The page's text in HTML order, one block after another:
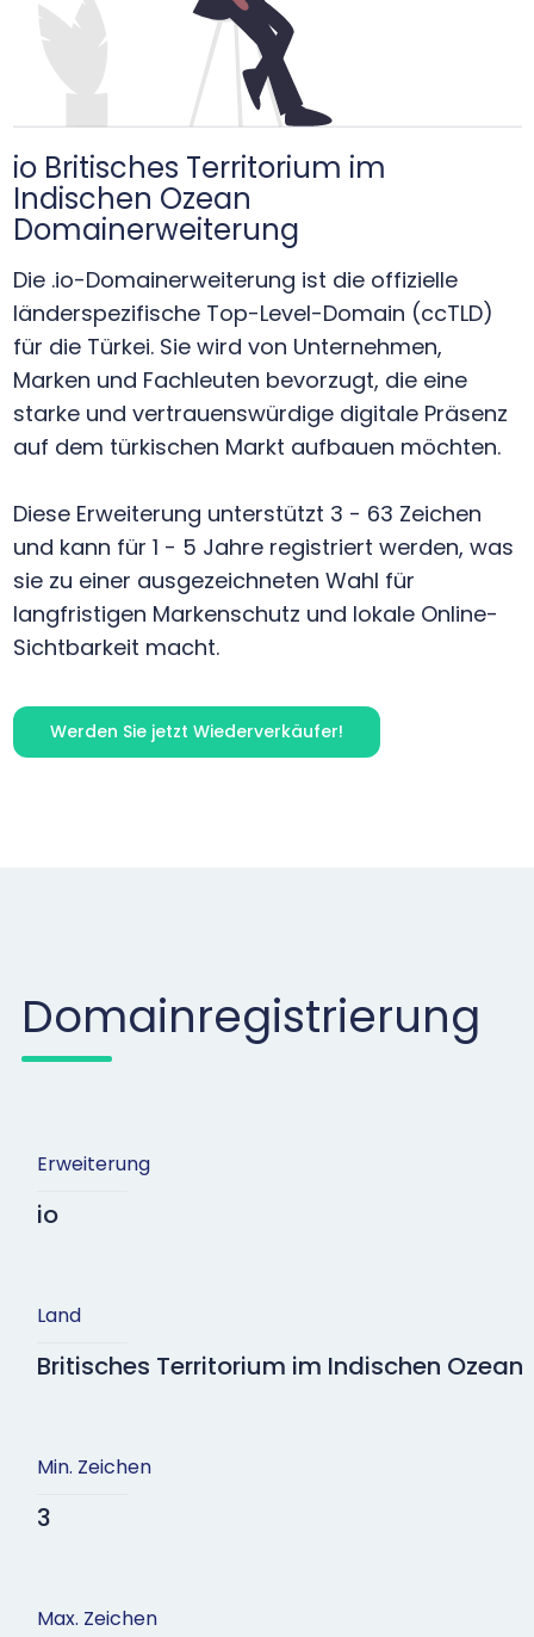
io Britisches Territorium im
Indischen Ozean
Domainerweiterung
Die .io-Domainerweiterung ist die offizielle
länderspezifische Top-Level-Domain (ccTLD)
für die Türkei. Sie wird von Unternehmen,
Marken und Fachleuten bevorzugt, die eine
starke und vertrauenswürdige digitale Präsenz
auf dem türkischen Markt aufbauen möchten.
Diese Erweiterung unterstützt 3 - 63 Zeichen
und kann für 1 - 5 Jahre registriert werden, was
sie zu einer ausgezeichneten Wahl für
langfristigen Markenschutz und lokale Online-
Sichtbarkeit macht.
Werden Sie jetzt Wiederverkäufer!
Domainregistrierung
Erweiterung
io
Land
Britisches Territorium im Indischen Ozean
Min. Zeichen
3
Max. Zeichen